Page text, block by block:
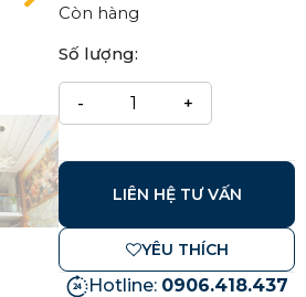
Còn hàng
Số lượng:
LIÊN HỆ TƯ VẤN
YÊU THÍCH
Hotline: 0906.418.437